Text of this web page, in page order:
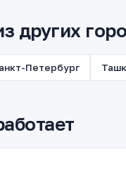
других
Петербург